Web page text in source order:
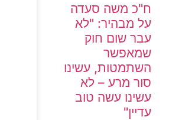
ח"כ משה סעדה
על מבהיר: "לא
עבר שום חוק
שמאפשר
השתמטות, עשינו
סור מרע – לא
עשינו עשה טוב
עדיין"